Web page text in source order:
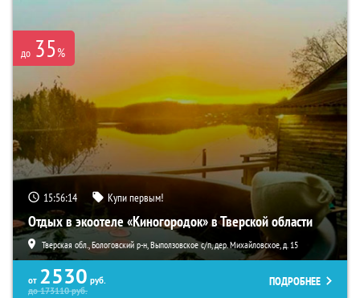
до 35%
15:56:13 Купи первым!
Отдых в экоотеле «Киногородок» в Тверской области
Тверская обл., Бологовский р-н, Выползовское с/п, дер. Михайловское, д. 15
от 2530 руб.
до173110руб.
ПОДРОБНЕЕ